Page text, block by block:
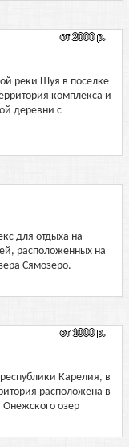
от 2000 р.
реки Шуя в поселке
комплекса и
деревни с
для отдыха на
расположенных на
Сямозеро.
от 1000 р.
Карелия, в
расположена в
Онежского озер